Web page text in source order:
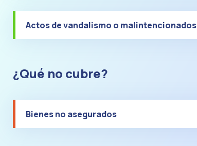
Actos de vandalismo o malintencionados
¿Qué no cubre?
Bienes no asegurados